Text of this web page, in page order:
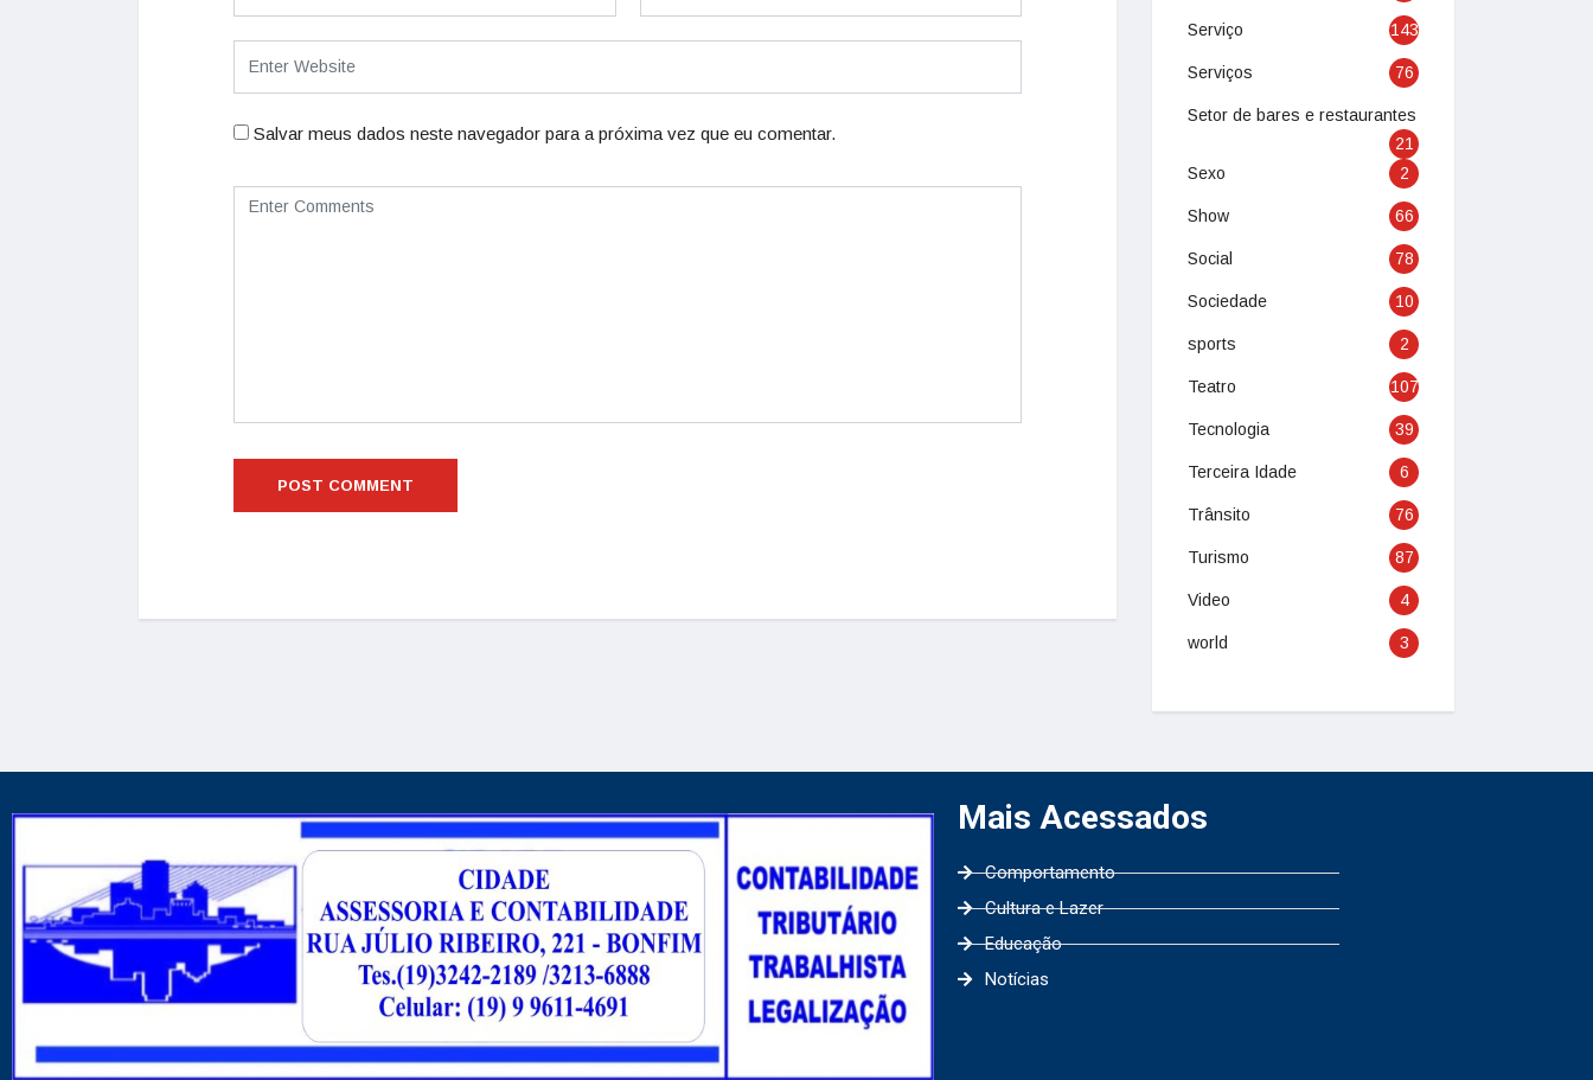
Salvar meus dados neste navegador para a próxima vez que eu comentar.
Serviço 143
Serviços 76
Setor de bares e restaurantes
21
Sexo
2
Show 66
Social 78
Sociedade 10
sports 2
Teatro 107
Tecnologia 39
Terceira Idade 6
Trânsito 76
Turismo 87
Video 4
world 3
Mais Acessados
Comportamento
Cultura e Lazer
Educação
Notícias